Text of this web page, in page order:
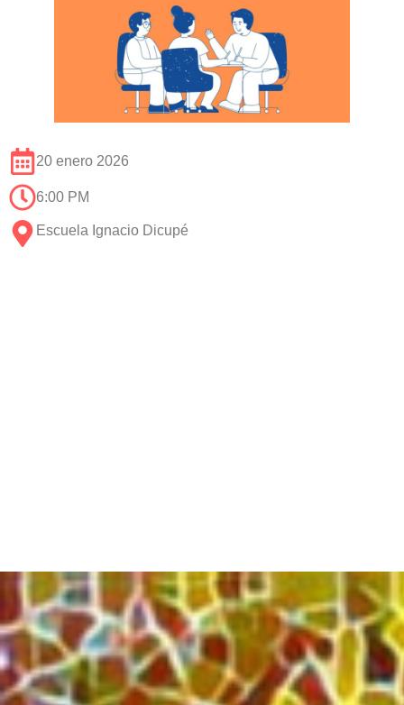
20 enero 2026
6:00 PM
Escuela Ignacio Dicupé